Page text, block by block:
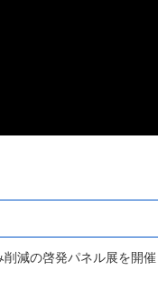
減の啓発パネル展を開催